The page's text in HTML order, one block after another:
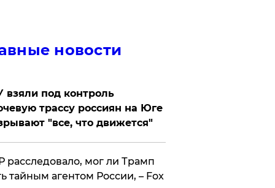
новости
взяли под контроль
трассу россиян на Юге
"все, что движется"
расследовало, мог ли Трамп
тайным агентом России, – Fox